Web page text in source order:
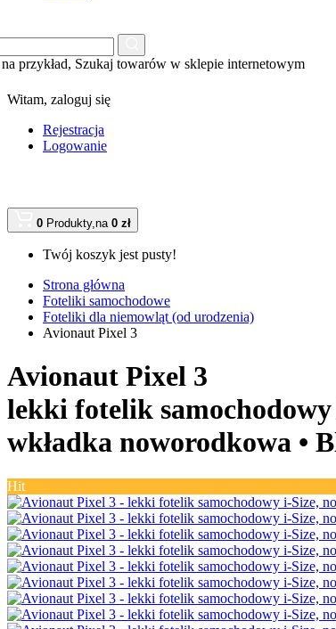
przykład, Szukaj towarów w sklepie internetowym
Witam, zaloguj się
Rejestracja
Logowanie
0 Produkty,na 0 zł
Twój koszyk jest pusty!
Strona główna
Foteliki samochodowe
Foteliki dla niemowląt (od urodzenia)
Avionaut Pixel 3
Avionaut Pixel 3
lekki fotelik samochodowy
wkładka noworodkowa •
Hit